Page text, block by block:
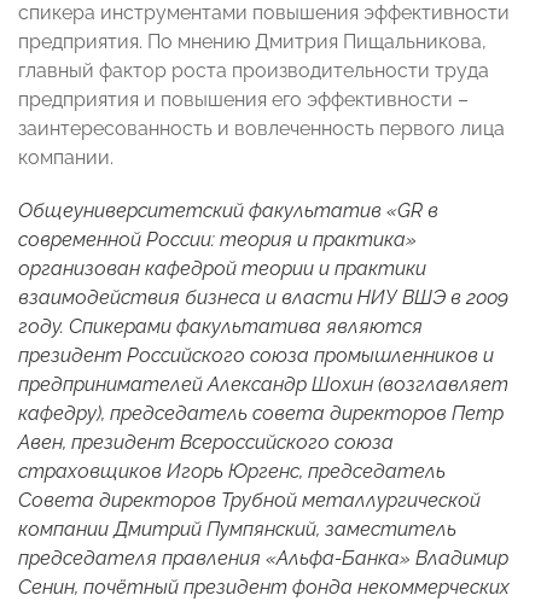
спикера инструментами повышения эффективности
предприятия. По мнению Дмитрия Пищальникова,
главный фактор роста производительности труда
предприятия и повышения его эффективности –
заинтересованность и вовлеченность первого лица
компании.
Общеуниверситетский факультатив «GR в
современной России: теория и практика»
организован кафедрой теории и практики
взаимодействия бизнеса и власти НИУ ВШЭ в 2009
году. Спикерами факультатива являются
президент Российского союза промышленников и
предпринимателей Александр Шохин (возглавляет
кафедру), председатель совета директоров Петр
Авен, президент Всероссийского союза
страховщиков Игорь Юргенс, председатель
Совета директоров Трубной металлургической
компании Дмитрий Пумпянский, заместитель
председателя правления «Альфа-Банка» Владимир
Сенин, почётный президент фонда некоммерческих